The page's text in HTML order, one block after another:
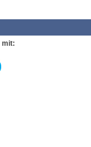
mit: